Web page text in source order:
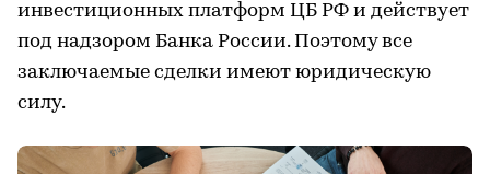
инвестиционных платформ ЦБ РФ и действует
под надзором Банка России. Поэтому все
заключаемые сделки имеют юридическую
силу.